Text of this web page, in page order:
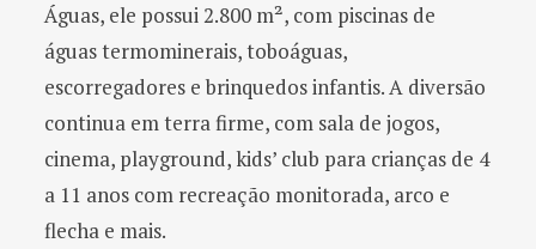
Águas, ele possui 2.800 m², com piscinas de
águas termominerais, toboáguas,
escorregadores e brinquedos infantis. A diversão
continua em terra firme, com sala de jogos,
cinema, playground, kids’ club para crianças de 4
a 11 anos com recreação monitorada, arco e
flecha e mais.